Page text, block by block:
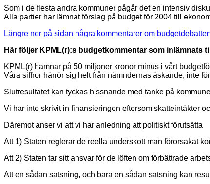
Som i de flesta andra kommuner pågår det en intensiv
Alla partier har lämnat förslag på budget för 2004 till
Längre ner på sidan några kommentarer om
Här följer KPML(r):s budgetkommentar som inlämnats
KPML(r) hamnar på 50 miljoner kronor minus i vårt
Våra siffror härrör sig helt från nämndernas äskande, inte
Slutresultatet kan tyckas hissnande med tanke på
Vi har inte skrivit in finansieringen eftersom skatteintäkter
Däremot anser vi att vi har anledning att politiskt förutsätta
Att 1) Staten reglerar de reella underskott man förorsakat
Att 2) Staten tar sitt ansvar för de löften om förbättrade
Att en sådan satsning, och bara en sådan satsning kan